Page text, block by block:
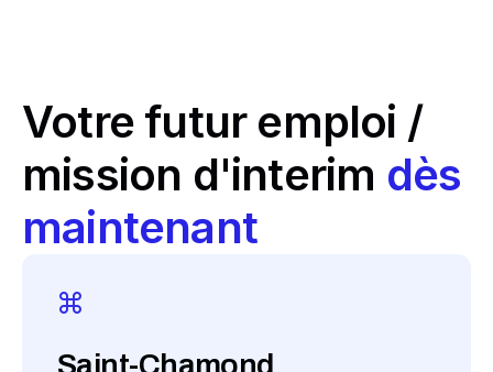
Votre futur emploi /
mission d'interim dès
maintenant